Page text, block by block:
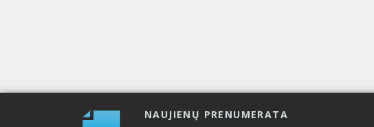
NAUJIENŲ PRENUMERATA